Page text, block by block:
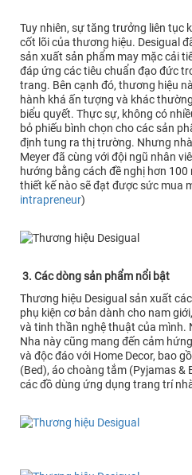
Tuy nhiên, sự tăng trưởng liên tục
cốt lõi của thương hiệu. Desigual
sản xuất sản phẩm may mặc cải
đáp ứng các tiêu chuẩn đạo đức
trang. Bên cạnh đó, thương hiệu
hành khá ấn tượng và khác
biểu quyết. Thực sự, không có
bỏ phiếu bình chọn cho các sản
định tung ra thị trường. Nhưng
Meyer đã cùng với đội ngũ nhân
hướng bằng cách đề nghị hơn
thiết kế nào sẽ đạt được sức mua
intrapreneur)
3. Các dòng sản phẩm nổi bật
Thương hiệu Desigual sản xuất
phụ kiện cơ bản dành cho nam
và tinh thần nghệ thuật của mình.
Nha này cũng mang đến cảm
và độc đáo với Home Decor, bao
(Bed), áo choàng tắm (Pyjamas
các đồ dùng ứng dụng trang trí